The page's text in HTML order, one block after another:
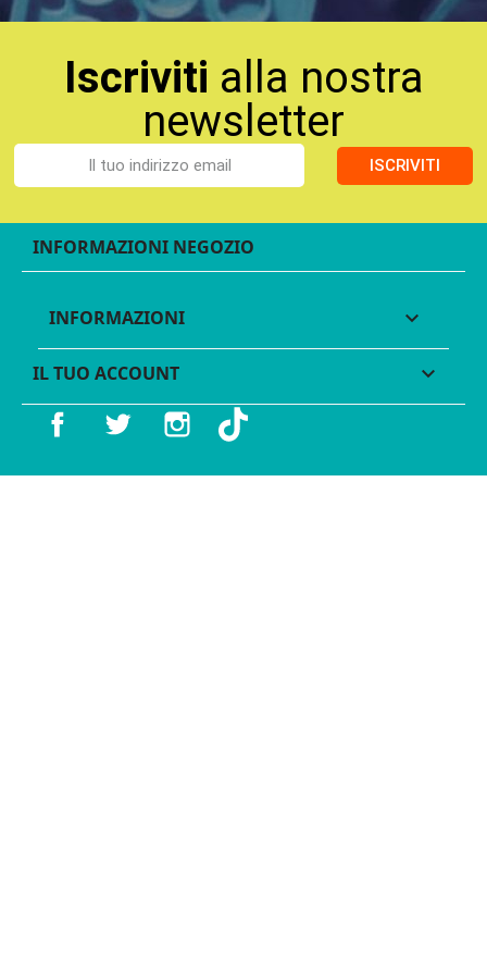
Iscriviti alla nostra
newsletter
ISCRIVITI
INFORMAZIONI NEGOZIO
INFORMAZIONI 
IL TUO ACCOUNT 
Facebook Twitter Instagram